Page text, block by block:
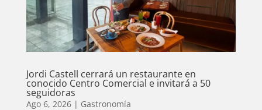
Jordi Castell cerrará un restaurante en
conocido Centro Comercial e invitará a 50
seguidoras
Ago 6, 2026| Gastronomía